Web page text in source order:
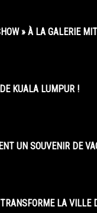
» À LA GALERIE
KUALA LUMPUR !
UN SOUVENIR DE
LA